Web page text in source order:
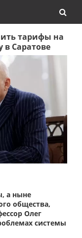
тарифы на
в Саратове
а ныне
общества,
Олег
системы